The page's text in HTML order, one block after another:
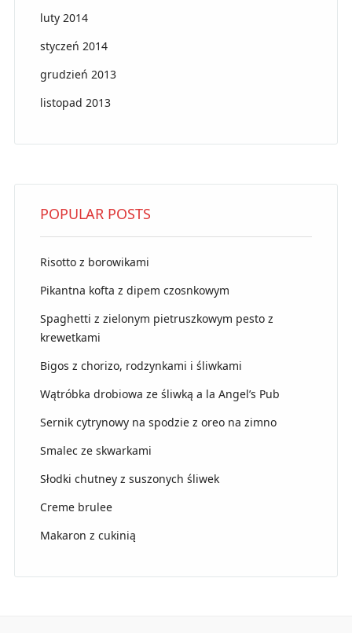
luty 2014
styczeń 2014
grudzień 2013
listopad 2013
POPULAR POSTS
Risotto z borowikami
Pikantna kofta z dipem czosnkowym
Spaghetti z zielonym pietruszkowym pesto z
krewetkami
Bigos z chorizo, rodzynkami i śliwkami
Wątróbka drobiowa ze śliwką a la Angel’s Pub
Sernik cytrynowy na spodzie z oreo na zimno
Smalec ze skwarkami
Słodki chutney z suszonych śliwek
Creme brulee
Makaron z cukinią